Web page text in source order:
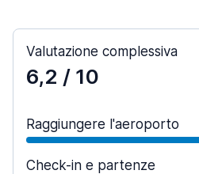
Valutazione complessiva
6,2 / 10
Raggiungere l'aeroporto
Check-in e partenze